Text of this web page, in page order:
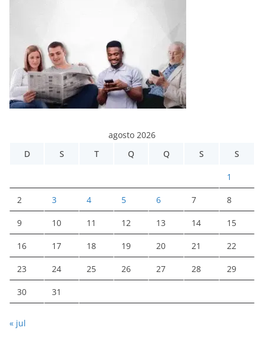
agosto 2026
D
S T Q Q S S
1
2 3 4 5 6 7 8
9 10 11 12 13 14 15
16 17 18 19 20 21 22
23 24 25 26 27 28 29
30 31
« jul